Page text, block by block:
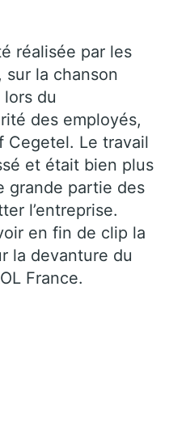
réalisée par les
sur la chanson
lors du
des employés,
Cegetel. Le travail
et était bien plus
grande partie des
l’entreprise.
en fin de clip la
la devanture du
France.